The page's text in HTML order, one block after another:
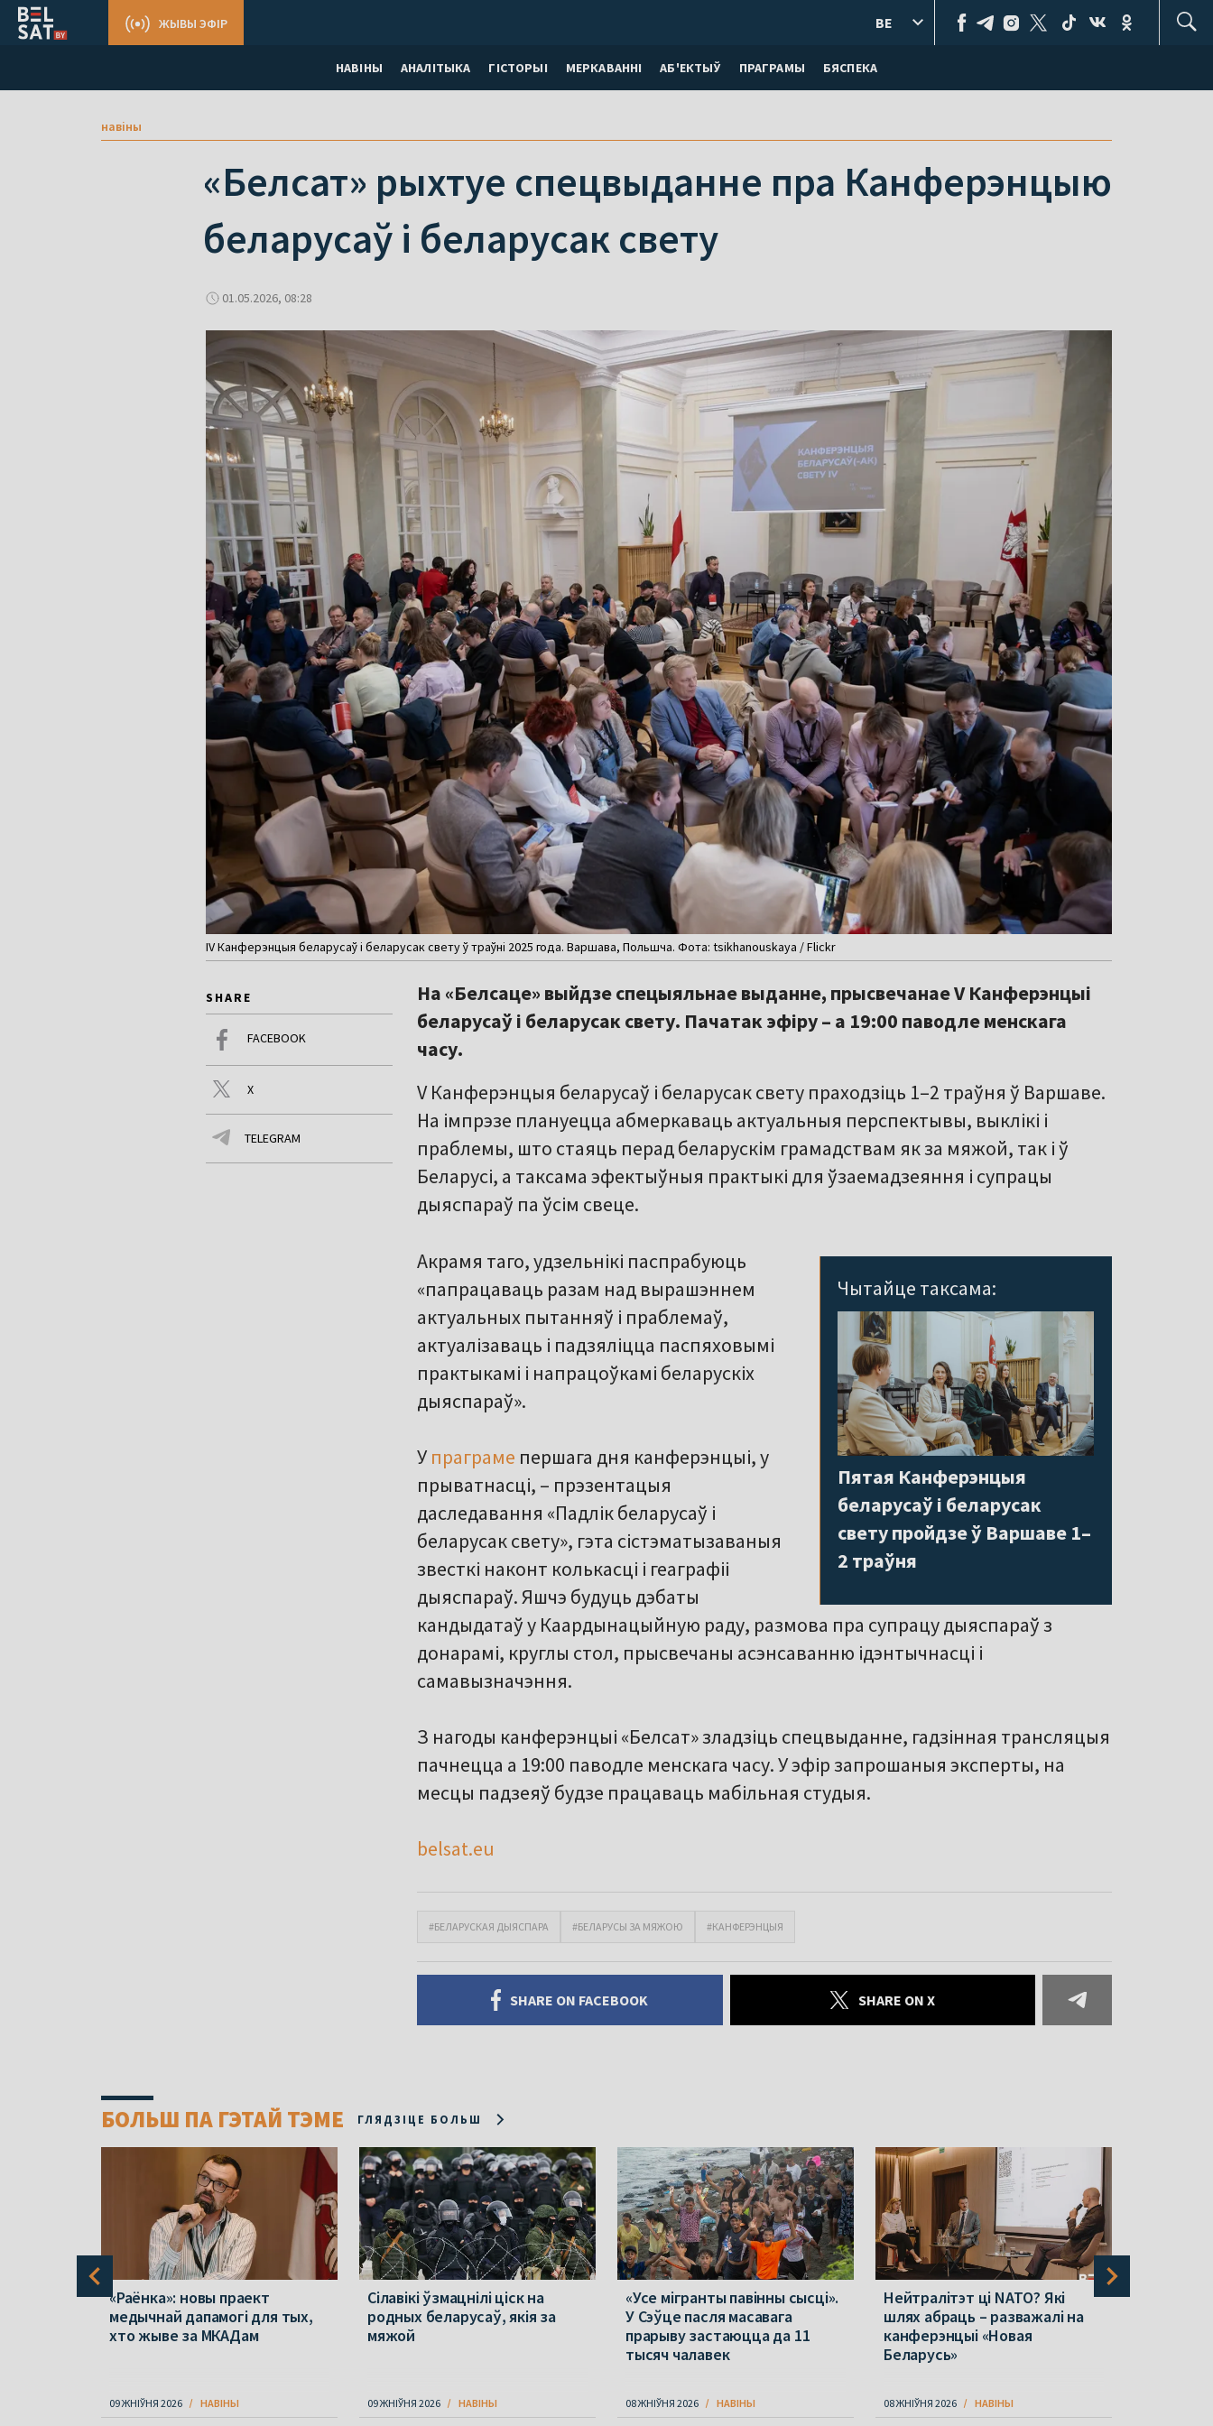
НАВІНЫ АНАЛІТЫКА ГІСТОРЫІ МЕРКАВАННI АБ'ЕКТЫЎ ПРАГРАМЫ БЯСПЕКА
ЖЫВЫ ЭФІР BE
навіны
«Белсат» рыхтуе спецвыданне пра Канферэнцыю
беларусаў і беларусак свету
01.05.2026, 08:28
IV Канферэнцыя беларусаў і беларусак свету ў траўні 2025 года. Варшава, Польшча. Фота: tsikhanouskaya / Flickr
SHARE
FACEBOOK
X
TELEGRAM
На «Белсаце» выйдзе спецыяльнае выданне, прысвечанае V Канферэнцыі
беларусаў і беларусак свету. Пачатак эфіру – а 19:00 паводле менскага
часу.
V Канферэнцыя беларусаў і беларусак свету праходзіць 1–2 траўня ў Варшаве.
На імпрэзе плануецца абмеркаваць актуальныя перспектывы, выклікі і
праблемы, што стаяць перад беларускім грамадствам як за мяжой, так і ў
Беларусі, а таксама эфектыўныя практыкі для ўзаемадзеяння і супрацы
дыяспараў па ўсім свеце.
Чытайце таксама:
Пятая Канферэнцыя
беларусаў і беларусак
свету пройдзе ў Варшаве 1–
2 траўня
Акрамя таго, удзельнікі паспрабуюць
«папрацаваць разам над вырашэннем
актуальных пытанняў і праблемаў,
актуалізаваць і падзяліцца паспяховымі
практыкамі і напрацоўкамі беларускіх
дыяспараў».
У праграме першага дня канферэнцыі, у
прыватнасці, – прэзентацыя
даследавання «Падлік беларусаў і
беларусак свету», гэта сістэматызаваныя
звесткі наконт колькасці і геаграфіі
дыяспараў. Яшчэ будуць дэбаты
кандыдатаў у Каардынацыйную раду, размова пра супрацу дыяспараў з
донарамі, круглы стол, прысвечаны асэнсаванню ідэнтычнасці і
самавызначэння.
З нагоды канферэнцыі «Белсат» зладзіць спецвыданне, гадзінная трансляцыя
пачнецца а 19:00 паводле менскага часу. У эфір запрошаныя эксперты, на
месцы падзеяў будзе працаваць мабільная студыя.
belsat.eu
#БЕЛАРУСКАЯ ДЫЯСПАРА #БЕЛАРУСЫ ЗА МЯЖОЮ #КАНФЕРЭНЦЫЯ
SHARE ON FACEBOOK SHARE ON X
БОЛЬШ ПА ГЭТАЙ ТЭМЕ ГЛЯДЗІЦЕ БОЛЬШ
«Раёнка»: новы праект
медычнай дапамогі для тых,
хто жыве за МКАДам
09 ЖНІЎНЯ 2026 НАВІНЫ
Сілавікі ўзмацнілі ціск на
родных беларусаў, якія за
мяжой
09 ЖНІЎНЯ 2026 НАВІНЫ
«Усе мігранты павінны сысці».
У Сэўце пасля масавага
прарыву застаюцца да 11
тысяч чалавек
08 ЖНІЎНЯ 2026 НАВІНЫ
Нейтралітэт ці NATO? Які
шлях абраць – разважалі на
канферэнцыі «Новая
Беларусь»
08 ЖНІЎНЯ 2026 НАВІНЫ